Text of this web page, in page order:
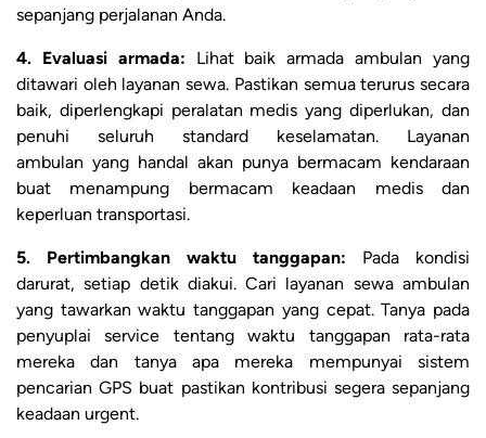
sepanjang perjalanan Anda.
4. Evaluasi armada: Lihat baik armada ambulan yang
ditawari oleh layanan sewa. Pastikan semua terurus secara
baik, diperlengkapi peralatan medis yang diperlukan, dan
penuhi seluruh standard keselamatan. Layanan
ambulan yang handal akan punya bermacam kendaraan
buat menampung bermacam keadaan medis dan
keperluan transportasi.
5. Pertimbangkan waktu tanggapan: Pada kondisi
darurat, setiap detik diakui. Cari layanan sewa ambulan
yang tawarkan waktu tanggapan yang cepat. Tanya pada
penyuplai service tentang waktu tanggapan rata-rata
mereka dan tanya apa mereka mempunyai sistem
pencarian GPS buat pastikan kontribusi segera sepanjang
keadaan urgent.